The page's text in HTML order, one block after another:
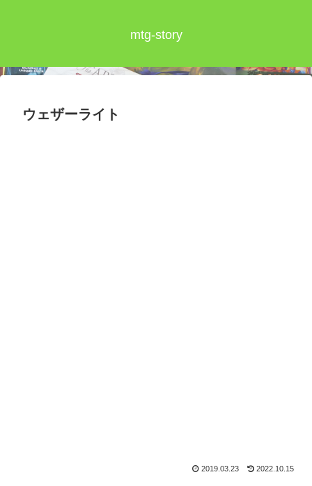
mtg-story
ウェザーライト
2019.03.23 2022.10.15